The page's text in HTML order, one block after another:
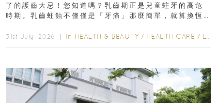
了的護齒大忌！您知道嗎？乳齒期正是兒童蛀牙的高危
時期。乳齒蛀蝕不僅僅是「牙痛」那麼簡單，就算換恆
31st July, 2026 ｜ In HEALTH & BEAUTY / HEALTH CARE / LIFESTYLE